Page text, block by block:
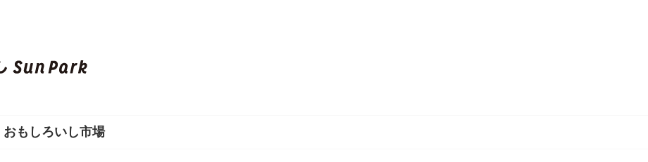
し
おもしろいし市場